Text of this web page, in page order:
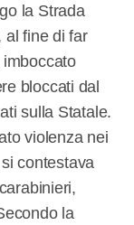
la Strada
al fine di far
bloccati dal
sulla Statale.
violenza nei
contestava
la